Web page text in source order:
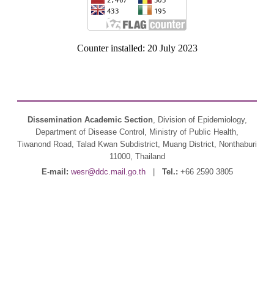
Counter installed: 20 July 2023
Dissemination Academic Section, Division of Epidemiology,
Department of Disease Control, Ministry of Public Health,
Tiwanond Road, Talad Kwan Subdistrict, Muang District, Nonthaburi
11000, Thailand
E-mail: wesr@ddc.mail.go.th| Tel.: +66 2590 3805